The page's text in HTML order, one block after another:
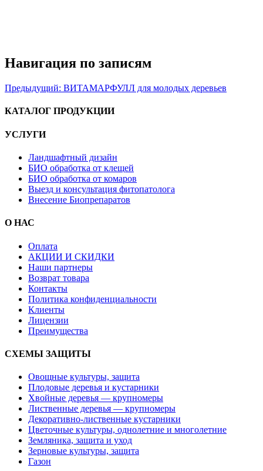
Навигация по записям
Предыдущий: ВИТАМАРФУЛЛ для молодых деревьев
КАТАЛОГ ПРОДУКЦИИ
УСЛУГИ
Ландшафтный дизайн
БИО обработка от клещей
БИО обработка от комаров
Выезд и консультация фитопатолога
Внесение Биопрепаратов
О НАС
Оплата
АКЦИИ И СКИДКИ
Наши партнеры
Возврат товара
Контакты
Политика конфиденциальности
Клиенты
Лицензии
Преимущества
СХЕМЫ ЗАЩИТЫ
Овощные культуры, защита
Плодовые деревья и кустарники
Хвойные деревья — крупномеры
Лиственные деревья — крупномеры
Декоративно-лиственные кустарники
Цветочные культуры, однолетние и многолетние
Земляника, защита и уход
Зерновые культуры, защита
Газон